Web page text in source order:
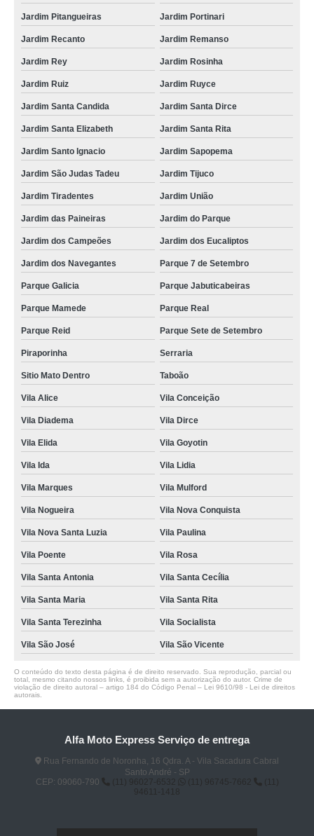
Jardim Pitangueiras Jardim Portinari
Jardim Recanto Jardim Remanso
Jardim Rey Jardim Rosinha
Jardim Ruiz Jardim Ruyce
Jardim Santa Candida Jardim Santa Dirce
Jardim Santa Elizabeth Jardim Santa Rita
Jardim Santo Ignacio Jardim Sapopema
Jardim São Judas Tadeu Jardim Tijuco
Jardim Tiradentes Jardim União
Jardim das Paineiras Jardim do Parque
Jardim dos Campeões Jardim dos Eucaliptos
Jardim dos Navegantes Parque 7 de Setembro
Parque Galicia Parque Jabuticabeiras
Parque Mamede Parque Real
Parque Reid Parque Sete de Setembro
Piraporinha Serraria
Sitio Mato Dentro Taboão
Vila Alice Vila Conceição
Vila Diadema Vila Dirce
Vila Elida Vila Goyotin
Vila Ida Vila Lidia
Vila Marques Vila Mulford
Vila Nogueira Vila Nova Conquista
Vila Nova Santa Luzia Vila Paulina
Vila Poente Vila Rosa
Vila Santa Antonia Vila Santa Cecília
Vila Santa Maria Vila Santa Rita
Vila Santa Terezinha Vila Socialista
Vila São José Vila São Vicente
O conteúdo do texto desta página é de direito reservado. Sua reprodução, parcial ou
total, mesmo citando nossos links, é proibida sem a autorização do autor. Crime de
violação de direito autoral – artigo 184 do Código Penal – Lei 9610/98 - Lei de direitos
autorais
Alfa Moto Express Serviço de entrega
Rua Fernando de Noronha, 16 Qdra. A - Vila Sacadura Cabral
Santo André - SP
CEP: 09060-790
(11) 96027-6532 (11) 96745-7662
(11)
94611-1418